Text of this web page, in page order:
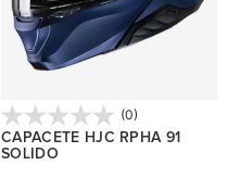
(0)
CAPACETE HJC RPHA 91
SOLIDO